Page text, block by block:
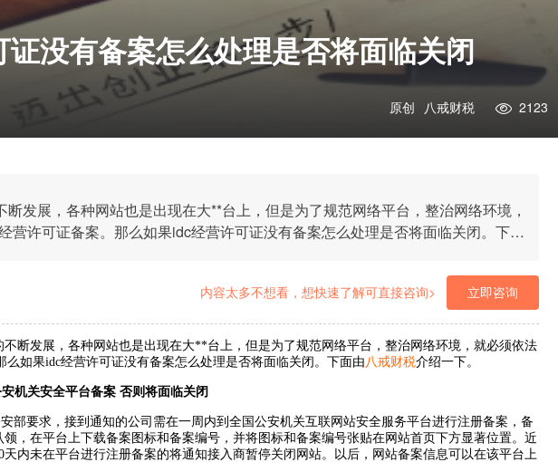
没有备案怎么处理是否将面临关闭
原创 八戒财税 2123
断发展，各种网站也是出现在大**台上，但是为了规范网络平台，整治网络环境，
营许可证备案。那么如果idc经营许可证没有备案怎么处理是否将面临关闭。下面
内容太多不想看，想快速了解可直接咨询> 立即咨询
发展，各种网站也是出现在大**台上，但是为了规范网络平台，整治网络环境，就必须依法
么如果idc经营许可证没有备案怎么处理是否将面临关闭。下面由八戒财税介绍一下。
机关安全平台备案 否则将面临关闭
要求，接到通知的公司需在一周内到全国公安机关互联网站安全服务平台进行注册备案，备
，在平台上下载备案图标和备案编号，并将图标和备案编号张贴在网站首页下方显著位置。近
内未在平台进行注册备案的将通知接入商暂停关闭网站。以后，网站备案信息可以在该平台上